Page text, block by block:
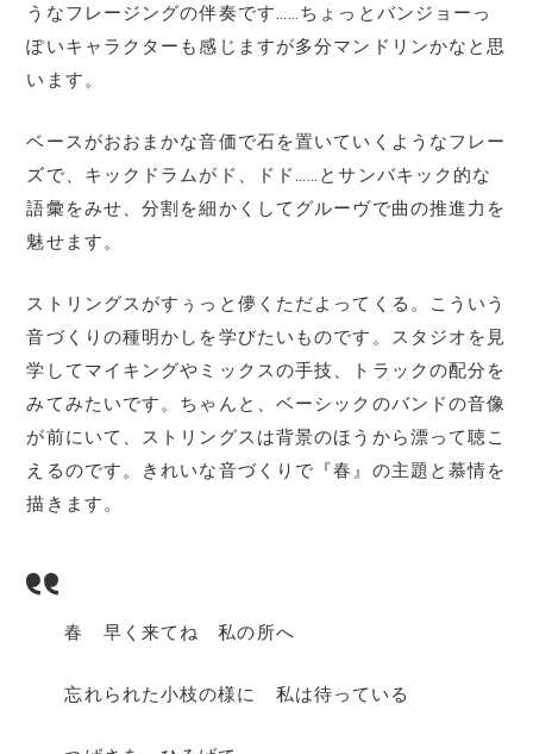
うなフレージングの伴奏です……ちょっとバンジョーっ
ぽいキャラクターも感じますが多分マンドリンかなと思
います。
ベースがおおまかな音価で石を置いていくようなフレー
ズで、キックドラムがド、ドド……とサンバキック的な
語彙をみせ、分割を細かくしてグルーヴで曲の推進力を
魅せます。
ストリングスがすぅっと儚くただよってくる。こういう
音づくりの種明かしを学びたいものです。スタジオを見
学してマイキングやミックスの手技、トラックの配分を
みてみたいです。ちゃんと、ベーシックのバンドの音像
が前にいて、ストリングスは背景のほうから漂って聴こ
えるのです。きれいな音づくりで『春』の主題と慕情を
描きます。
春 早く来てね 私の所へ
忘れられた小枝の様に 私は待っている